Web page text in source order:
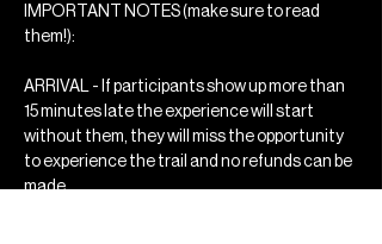
IMPORTANT NOTES (make sure to read
them!):
ARRIVAL - If participants show up more than
15 minutes late the experience will start
without them, they will miss the opportunity
to experience the trail and no refunds can be
made.